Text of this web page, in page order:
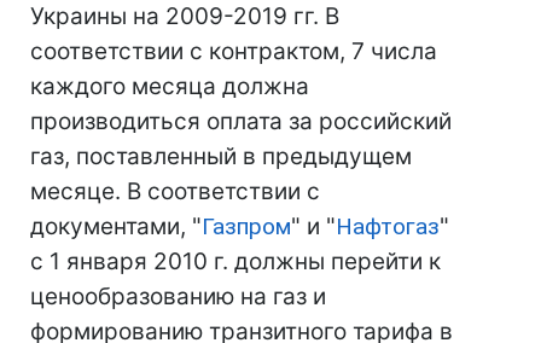
Украины на 2009-2019 гг. В
соответствии с контрактом, 7 числа
каждого месяца должна
производиться оплата за российский
газ, поставленный в предыдущем
месяце. В соответствии с
документами, "Газпром" и "Нафтогаз"
с 1 января 2010 г. должны перейти к
ценообразованию на газ и
формированию транзитного тарифа в